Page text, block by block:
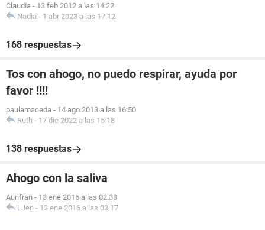
Claudia - 13 feb 2012 a las 14:22
Nadia - 1 abr 2023 a las 17:12
168 respuestas
Tos con ahogo, no puedo respirar, ayuda por
favor !!!!
paulamaceda - 14 ago 2013 a las 16:50
Ruth - 17 dic 2022 a las 15:18
138 respuestas
Ahogo con la saliva
Aurifran - 13 ene 2016 a las 02:38
LJeri - 13 ene 2016 a las 03:17